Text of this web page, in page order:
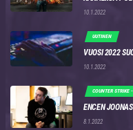
10.1.2022
UUTINEN
VUOSI 2022
10.1.2022
COUNTER STRIKE
ENCEN
8.1.2022